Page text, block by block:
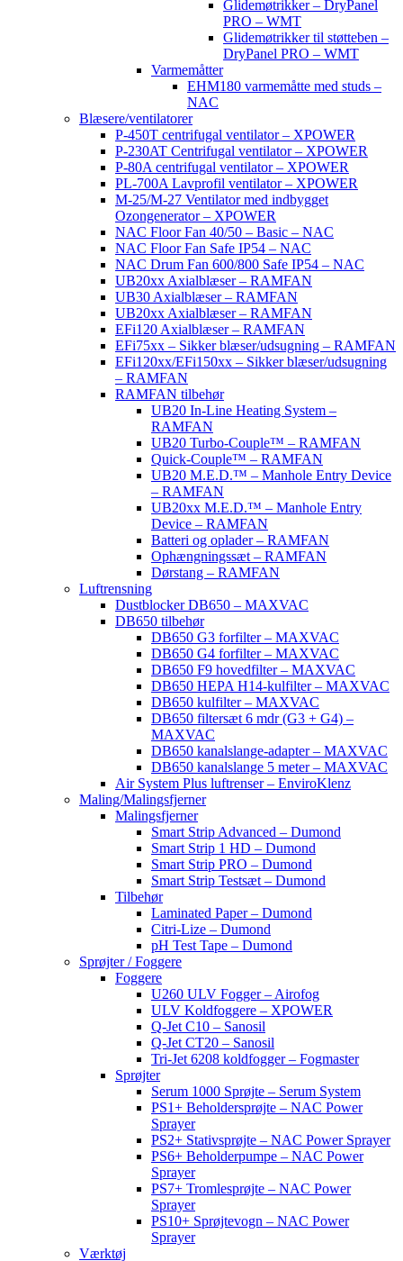
Glidemøtrikker – DryPanel
PRO – WMT
Glidemøtrikker til støtteben –
DryPanel PRO – WMT
Varmemåtter
EHM180 varmemåtte med studs –
NAC
Blæsere/ventilatorer
P-450T centrifugal ventilator – XPOWER
P-230AT Centrifugal ventilator – XPOWER
P-80A centrifugal ventilator – XPOWER
PL-700A Lavprofil ventilator – XPOWER
M-25/M-27 Ventilator med indbygget
Ozongenerator – XPOWER
NAC Floor Fan 40/50 – Basic – NAC
NAC Floor Fan Safe IP54 – NAC
NAC Drum Fan 600/800 Safe IP54 – NAC
UB20xx Axialblæser – RAMFAN
UB30 Axialblæser – RAMFAN
UB20xx Axialblæser – RAMFAN
EFi120 Axialblæser – RAMFAN
EFi75xx – Sikker blæser/udsugning – RAMFAN
EFi120xx/EFi150xx – Sikker blæser/udsugning
– RAMFAN
RAMFAN tilbehør
UB20 In-Line Heating System –
RAMFAN
UB20 Turbo-Couple™ – RAMFAN
Quick-Couple™ – RAMFAN
UB20 M.E.D.™ – Manhole Entry Device
– RAMFAN
UB20xx M.E.D.™ – Manhole Entry
Device – RAMFAN
Batteri og oplader – RAMFAN
Ophængningssæt – RAMFAN
Dørstang – RAMFAN
Luftrensning
Dustblocker DB650 – MAXVAC
DB650 tilbehør
DB650 G3 forfilter – MAXVAC
DB650 G4 forfilter – MAXVAC
DB650 F9 hovedfilter – MAXVAC
DB650 HEPA H14-kulfilter – MAXVAC
DB650 kulfilter – MAXVAC
DB650 filtersæt 6 mdr (G3 + G4) –
MAXVAC
DB650 kanalslange-adapter – MAXVAC
DB650 kanalslange 5 meter – MAXVAC
Air System Plus luftrenser – EnviroKlenz
Maling/Malingsfjerner
Malingsfjerner
Smart Strip Advanced – Dumond
Smart Strip 1 HD – Dumond
Smart Strip PRO – Dumond
Smart Strip Testsæt – Dumond
Tilbehør
Laminated Paper – Dumond
Citri-Lize – Dumond
pH Test Tape – Dumond
Sprøjter / Foggere
Foggere
U260 ULV Fogger – Airofog
ULV Koldfoggere – XPOWER
Q-Jet C10 – Sanosil
Q-Jet CT20 – Sanosil
Tri-Jet 6208 koldfogger – Fogmaster
Sprøjter
Serum 1000 Sprøjte – Serum System
PS1+ Beholdersprøjte – NAC Power
Sprayer
PS2+ Stativsprøjte – NAC Power Sprayer
PS6+ Beholderpumpe – NAC Power
Sprayer
PS7+ Tromlesprøjte – NAC Power
Sprayer
PS10+ Sprøjtevogn – NAC Power
Sprayer
Værktøj